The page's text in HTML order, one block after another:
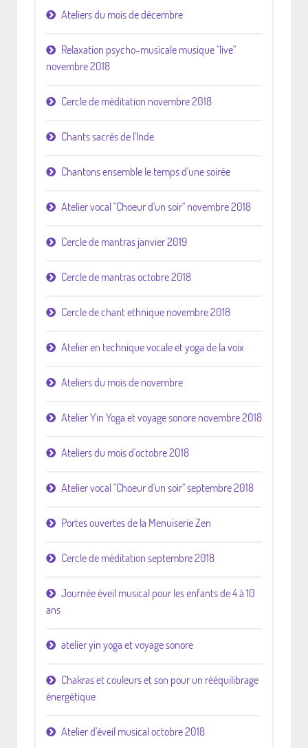
Ateliers du mois de décembre
Relaxation psycho-musicale musique "live"
novembre 2018
Cercle de méditation novembre 2018
Chants sacrés de l'Inde
Chantons ensemble le temps d'une soirée
Atelier vocal "Choeur d'un soir" novembre 2018
Cercle de mantras janvier 2019
Cercle de mantras octobre 2018
Cercle de chant ethnique novembre 2018
Atelier en technique vocale et yoga de la voix
Ateliers du mois de novembre
Atelier Yin Yoga et voyage sonore novembre 2018
Ateliers du mois d'octobre 2018
Atelier vocal "Choeur d'un soir" septembre 2018
Portes ouvertes de la Menuiserie Zen
Cercle de méditation septembre 2018
Journée éveil musical pour les enfants de 4 à 10
ans
atelier yin yoga et voyage sonore
Chakras et couleurs et son pour un rééquilibrage
énergétique
Atelier d'éveil musical octobre 2018